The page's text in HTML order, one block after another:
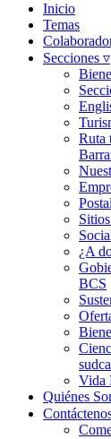
Inicio
Temas
Secciones ▿
Ruta
¿A
BCS
Vida
Quiénes